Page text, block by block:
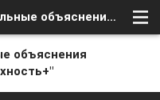
Не убедительные официальные объяснения отсутствия сигнала на "Поверхность+"
объяснения